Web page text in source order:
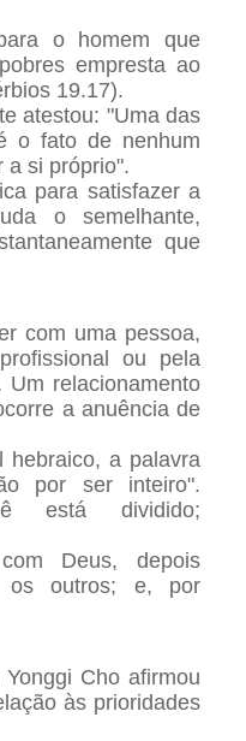
o homem que
empresta ao
19.17).
atestou: "Uma das
o fato de nenhum
a si próprio".
para satisfazer a
o semelhante,
que
com uma pessoa,
ou pela
relacionamento
a anuência de
hebraico, a palavra
por ser inteiro".
está dividido;
Deus, depois
os outros; e, por
Cho afirmou
às prioridades